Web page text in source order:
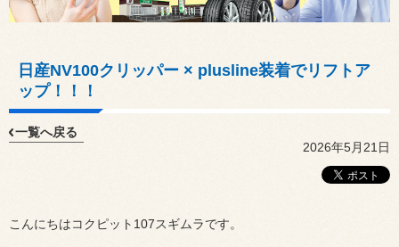
日産NV100クリッパー × plusline装着でリフトア
ップ！！！
一覧へ戻る
2026年5月21日
こんにちはコクピット 107スギムラです。